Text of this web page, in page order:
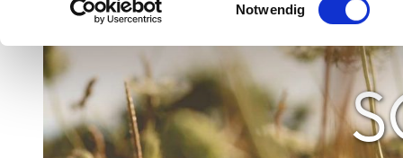
i
w
l
i
Notwendig